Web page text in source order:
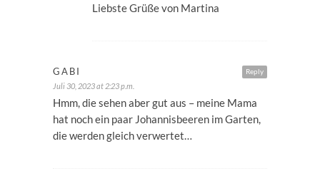
Liebste Grüße von Martina
Reply
GABI
Juli 30, 2023 at 2:23 p.m.
Hmm, die sehen aber gut aus – meine Mama
hat noch ein paar Johannisbeeren im Garten,
die werden gleich verwertet…